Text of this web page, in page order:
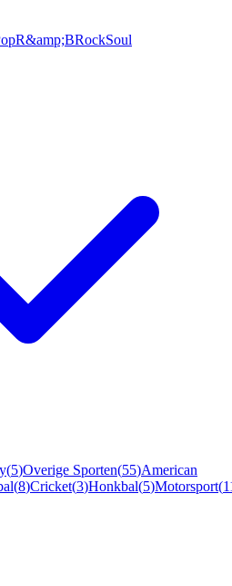
R&amp;BRockSoul
(5)Overige Sporten(55)American
(8)Cricket(3)Honkbal(5)Motorsport(